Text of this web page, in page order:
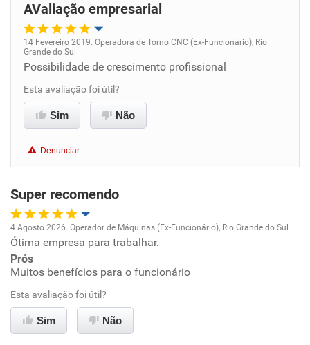
AValiação empresarial
Oportunidade de promoção
Ambiente de trabalho
Conciliação com a vida familiar
Recomenda esta empresa
Recomenda a diretoria
14 Fevereiro 2019. Operadora de Torno CNC (Ex-Funcionário), Rio
Grande do Sul
Possibilidade de crescimento profissional
Esta avaliação foi útil?
Sim Não
Denunciar
Super recomendo
Oportunidade de promoção
Ambiente de trabalho
Conciliação com a vida familiar
4 Agosto 2026. Operador de Máquinas (Ex-Funcionário), Rio Grande do Sul
Ótima empresa para trabalhar.
Prós
Muitos benefícios para o funcionário
Esta avaliação foi útil?
Sim Não